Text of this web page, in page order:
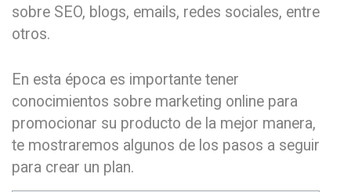
sobre SEO, blogs, emails, redes sociales, entre
otros.
En esta época es importante tener
conocimientos sobre marketing online para
promocionar su producto de la mejor manera,
te mostraremos algunos de los pasos a seguir
para crear un plan.